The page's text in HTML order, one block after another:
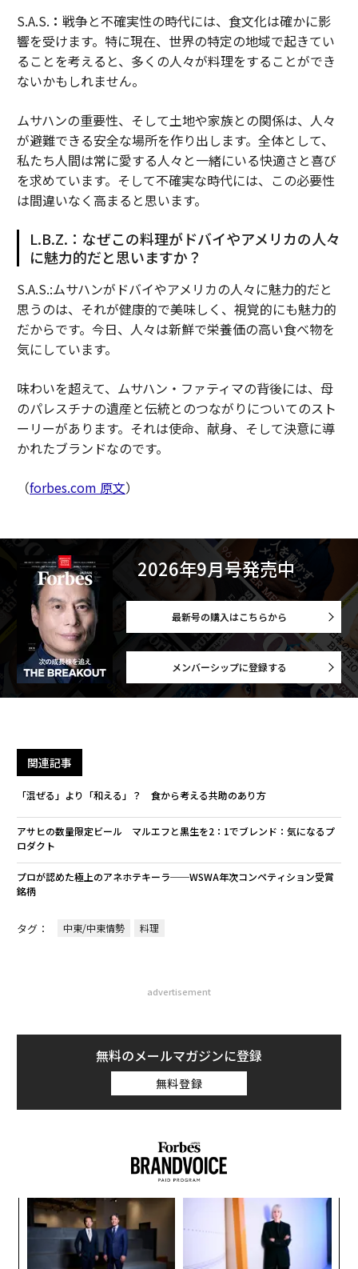
S.A.S. ： 戦争と不確実性の時代には、食文化は確かに影
響を受けます。特に現在、世界の特定の地域で起きてい
ることを考えると、多くの人々が料理をすることができ
ないかもしれません。
ムサハンの重要性、そして土地や家族との関係は、人々
が避難できる安全な場所を作り出します。全体として、
私たち人間は常に愛する人々と一緒にいる快適さと喜び
を求めています。そして不確実な時代には、この必要性
は間違いなく高まると思います。
L.B.Z.：なぜこの料理がドバイやアメリカの人々
に魅力的だと思いますか？
S.A.S.:ムサハンがドバイやアメリカの人々に魅力的だと
思うのは、それが健康的で美味しく、視覚的にも魅力的
だからです。今日、人々は新鮮で栄養価の高い食べ物を
気にしています。
味わいを超えて、ムサハン・ファティマの背後には、母
のパレスチナの遺産と伝統とのつながりについてのスト
ーリーがあります。それは使命、献身、そして決意に導
かれたブランドなのです。
（forbes.com 原文）
2026年9月号発売中
最新号の購入はこちらから
メンバーシップに登録する
関連記事
「混ぜる」より「和える」？ 食から考える共助のあり方
アサヒの数量限定ビール マルエフと黒生を2：1でブレンド：気になるプ
ロダクト
プロが認めた極上のアネホテキーラ──WSWA年次コンペティション受賞
銘柄
タグ： 中東/中東情勢 料理
advertisement
無料のメールマガジンに登録
無料登録